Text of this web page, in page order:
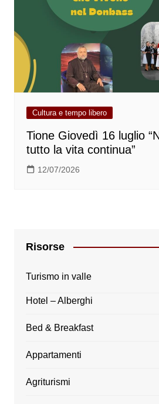
Cultura e tempo libero
Tione Giovedì 16 luglio
tutto la vita continua”
12/07/2026
Risorse
Turismo in valle
Hotel – Alberghi
Bed & Breakfast
Appartamenti
Agriturismi